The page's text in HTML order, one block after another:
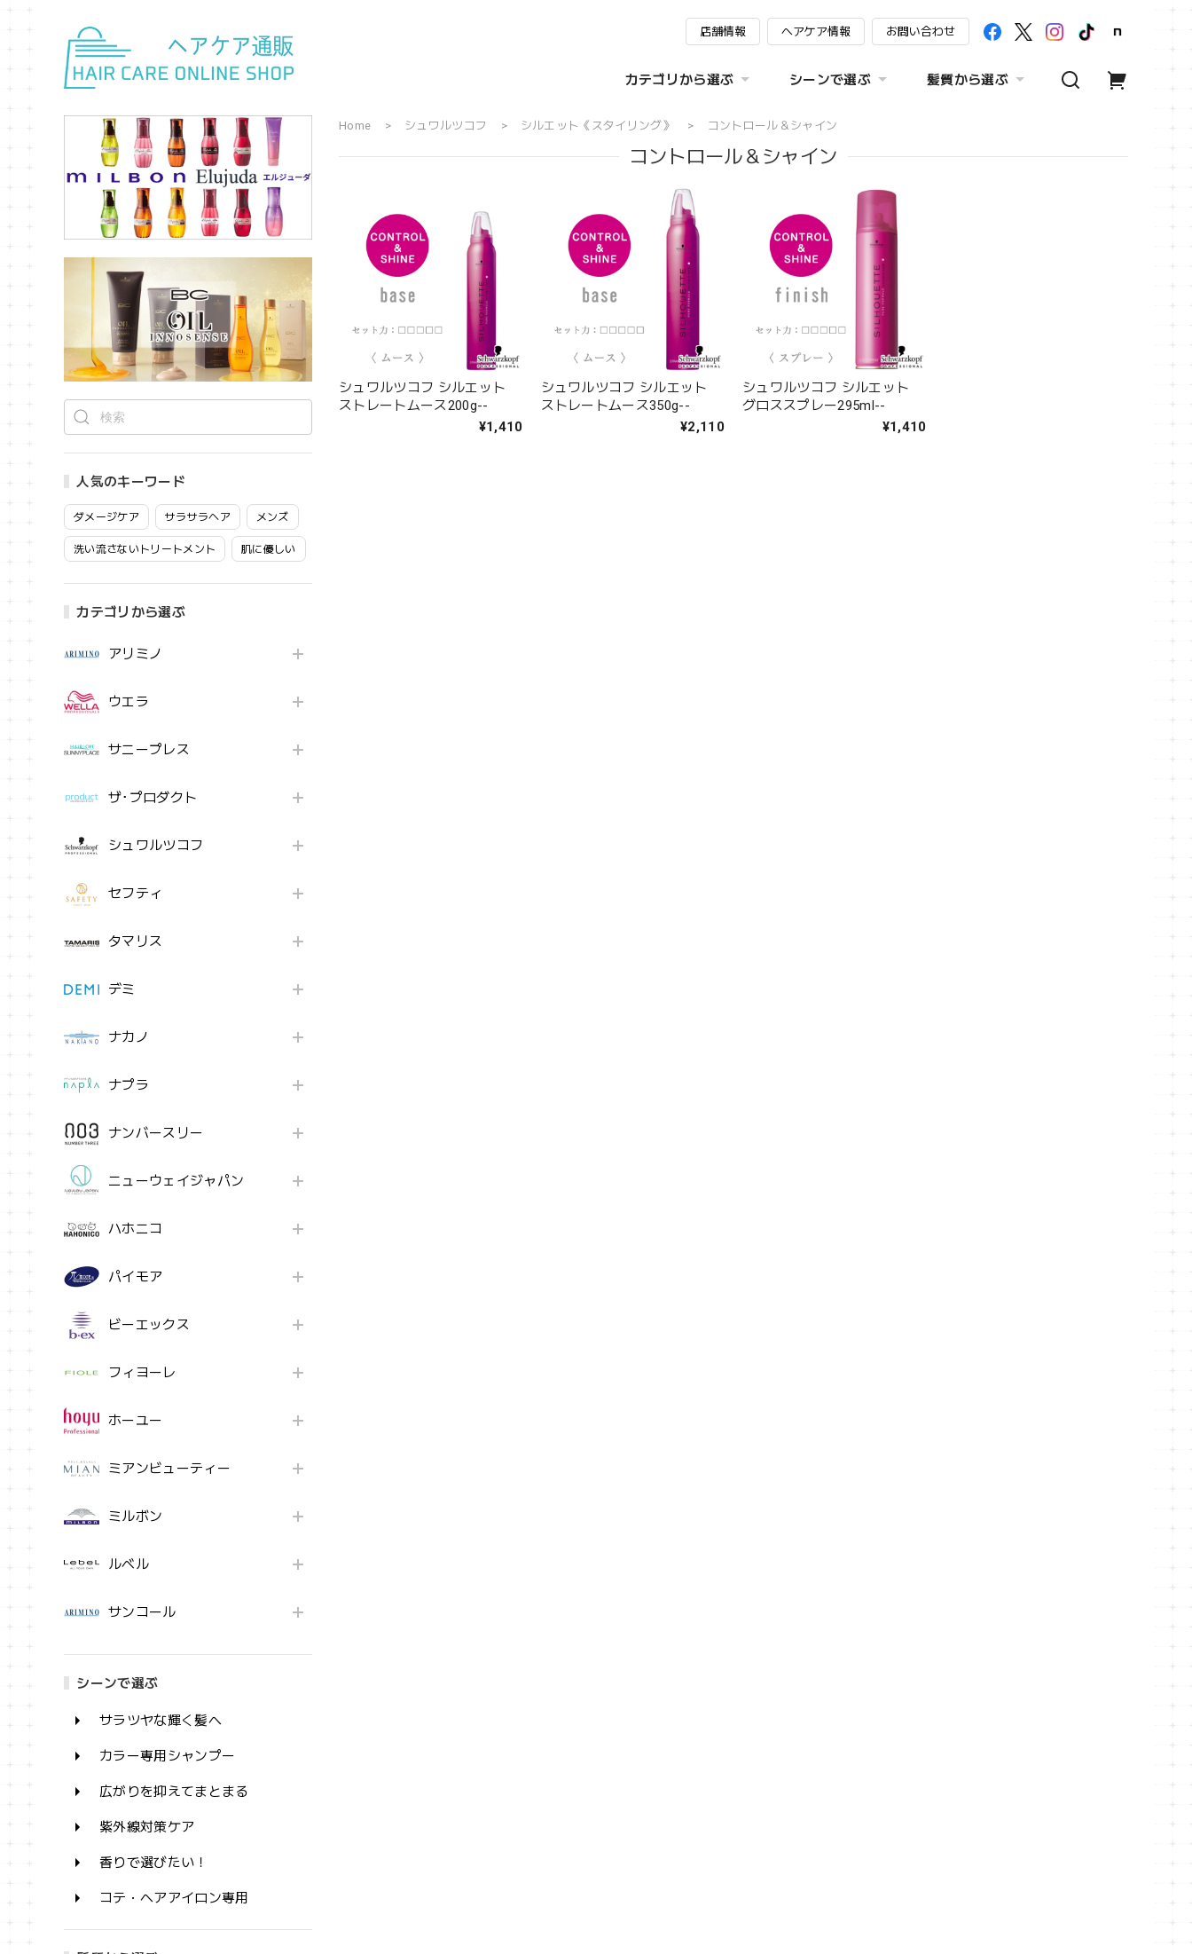
店舗情報 ヘアケア情報 お問い合わせ
カテゴリから選ぶ シーンで選ぶ 髪質から選ぶ
人気のキーワード
ダメージケア サラサラヘア メンズ
洗い流さないトリートメント 肌に優しい
カテゴリから選ぶ
アリミノ
ウエラ
サニープレス
ザ･プロダクト
シュワルツコフ
セフティ
タマリス
デミ
ナカノ
ナプラ
ナンバースリー
ニューウェイジャパン
ハホニコ
パイモア
ビーエックス
フィヨーレ
ホーユー
ミアンビューティー
ミルボン
ルベル
サンコール
シーンで選ぶ
サラツヤな輝く髪へ
カラー専用シャンプー
広がりを抑えてまとまる
紫外線対策ケア
香りで選びたい！
コテ・ヘアアイロン専用
Home シュワルツコフ シルエット《スタイリング》 コントロール＆シャイン
コントロール＆シャイン
シュワルツコフ シルエット
ストレートムース200g--
¥1,410
シュワルツコフ シルエット
ストレートムース350g--
¥2,110
シュワルツコフ シルエット
グロススプレー295ml--
¥1,410